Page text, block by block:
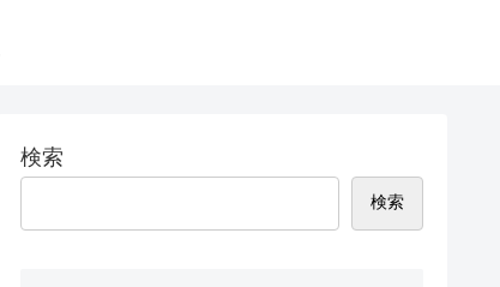
検索
検索